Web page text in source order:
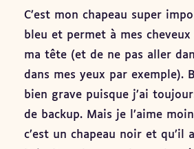
C’est mon chapeau super
bleu et permet à mes
ma tête (et de ne pas aller
dans mes yeux par exemple).
bien grave puisque j’ai
de backup. Mais je l’aime
c’est un chapeau noir et qu’il